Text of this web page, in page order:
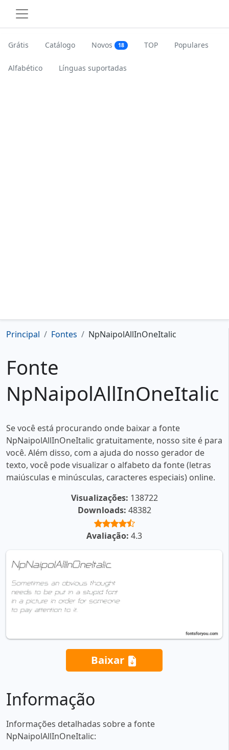
Grátis Catálogo Novos 18 TOP Populares
Alfabético Línguas suportadas
Principal Fontes NpNaipolAllInOneItalic
Fonte
NpNaipolAllInOneItalic
Se você está procurando onde baixar a fonte
NpNaipolAllInOneItalic gratuitamente, nosso site é para
você. Além disso, com a ajuda do nosso gerador de
texto, você pode visualizar o alfabeto da fonte (letras
maiúsculas e minúsculas, caracteres especiais) online.
Visualizações: 138722
Downloads: 48382
Avaliação: 4.3
Baixar
Informação
Informações detalhadas sobre a fonte
NpNaipolAllInOneItalic: